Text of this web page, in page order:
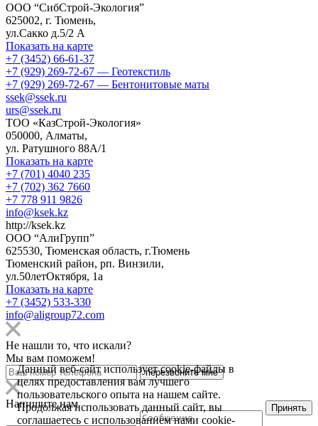
ООО “СибСтрой-Экология”
625002, г. Тюмень,
ул.Сакко д.5/2 А
Показать на карте
+7 (3452) 66-61-37
+7 (929) 269-72-67 — Геотекстиль
+7 (929) 269-72-67 — Бентонитовые маты
ssek@ssek.ru
urs@ssek.ru
ТОО «КазСтрой-Экология»
050000, Алматы,
ул. Ратушного 88А/1
Показать на карте
+7 (701) 4040 235
+7 (702) 362 7660
+7 778 911 9826
info@ksek.kz
http://ksek.kz
ООО “АлиГрупп”
625530, Тюменская область, г.Тюмень
Тюменский район, рп. Винзили,
ул.50летОктября, 1а
Показать на карте
+7 (3452) 533-330
info@aligroup72.com
Не нашли то, что искали?
Мы вам поможем!
Напишите нам
Данный веб-сайт использует cookie-файлы в
целях предоставления вам лучшего
пользовательского опыта на нашем сайте.
Продолжая использовать данный сайт, вы
соглашаетесь с использованием нами cookie-
Принять